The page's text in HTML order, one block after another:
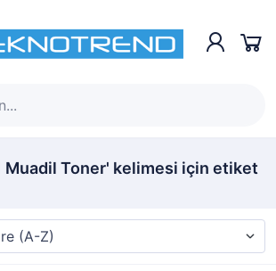
Muadil Toner' kelimesi için etiket